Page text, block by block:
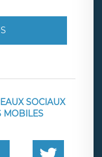
SOCIAUX
MOBILES